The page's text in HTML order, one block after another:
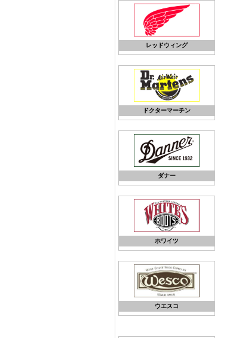
レッドウィング
ドクターマーチン
ダナー
ホワイツ
ウエスコ